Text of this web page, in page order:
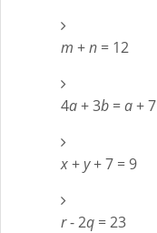
m +n = 12
4a+ 3b =a+ 7
x+y+ 7 = 9
r- 2q = 23